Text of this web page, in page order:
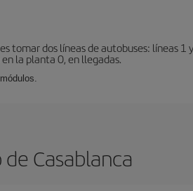
tomar dos líneas de autobuses: líneas
la planta 0, en llegadas.
Casablanca